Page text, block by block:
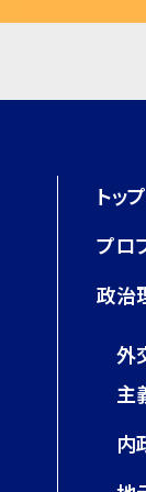
トッ
プロ
政治
外
主
内